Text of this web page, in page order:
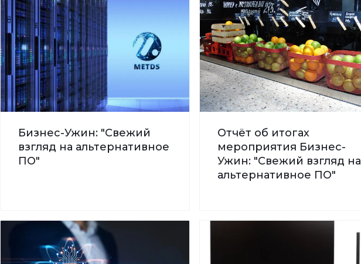
Бизнес-Ужин: "Свежий
взгляд на альтернативное
ПО"
Отчёт об итогах
мероприятия Бизнес-
Ужин: "Свежий взгляд на
альтернативное ПО"